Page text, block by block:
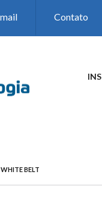
Contato
BELT